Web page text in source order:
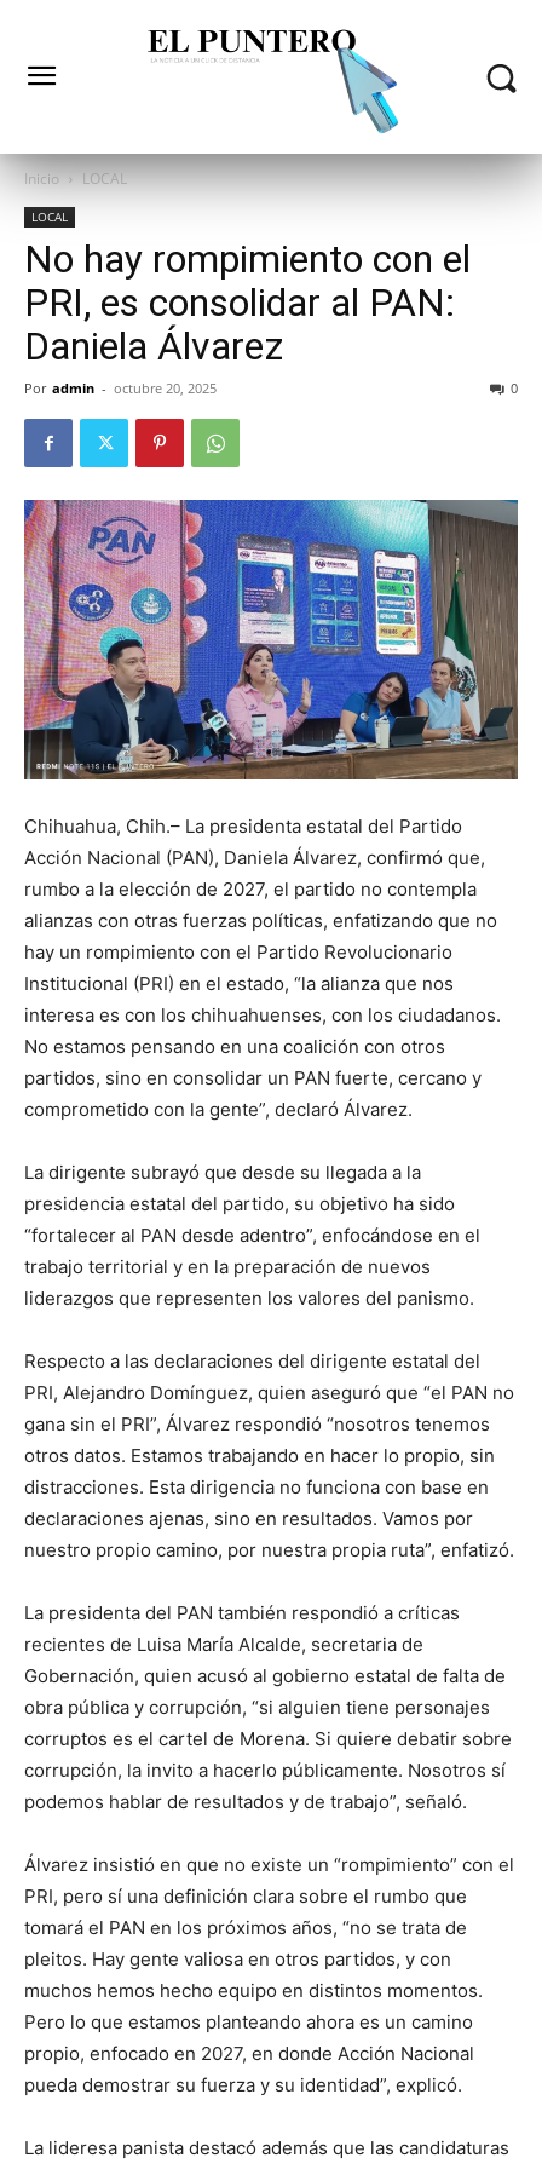
Inicio LOCAL
LOCAL
No hay rompimiento con el
PRI, es consolidar al PAN:
Daniela Álvarez
Por admin - octubre 20, 2025 0
Chihuahua, Chih.– La presidenta estatal del Partido
Acción Nacional (PAN), Daniela Álvarez, confirmó que,
rumbo a la elección de 2027, el partido no contempla
alianzas con otras fuerzas políticas, enfatizando que no
hay un rompimiento con el Partido Revolucionario
Institucional (PRI) en el estado, “la alianza que nos
interesa es con los chihuahuenses, con los ciudadanos.
No estamos pensando en una coalición con otros
partidos, sino en consolidar un PAN fuerte, cercano y
comprometido con la gente”, declaró Álvarez.
La dirigente subrayó que desde su llegada a la
presidencia estatal del partido, su objetivo ha sido
“fortalecer al PAN desde adentro”, enfocándose en el
trabajo territorial y en la preparación de nuevos
liderazgos que representen los valores del panismo.
Respecto a las declaraciones del dirigente estatal del
PRI, Alejandro Domínguez, quien aseguró que “el PAN no
gana sin el PRI”, Álvarez respondió “nosotros tenemos
otros datos. Estamos trabajando en hacer lo propio, sin
distracciones. Esta dirigencia no funciona con base en
declaraciones ajenas, sino en resultados. Vamos por
nuestro propio camino, por nuestra propia ruta”, enfatizó.
La presidenta del PAN también respondió a críticas
recientes de Luisa María Alcalde, secretaria de
Gobernación, quien acusó al gobierno estatal de falta de
obra pública y corrupción, “si alguien tiene personajes
corruptos es el cartel de Morena. Si quiere debatir sobre
corrupción, la invito a hacerlo públicamente. Nosotros sí
podemos hablar de resultados y de trabajo”, señaló.
Álvarez insistió en que no existe un “rompimiento” con el
PRI, pero sí una definición clara sobre el rumbo que
tomará el PAN en los próximos años, “no se trata de
pleitos. Hay gente valiosa en otros partidos, y con
muchos hemos hecho equipo en distintos momentos.
Pero lo que estamos planteando ahora es un camino
propio, enfocado en 2027, en donde Acción Nacional
pueda demostrar su fuerza y su identidad”, explicó.
La lideresa panista destacó además que las candidaturas